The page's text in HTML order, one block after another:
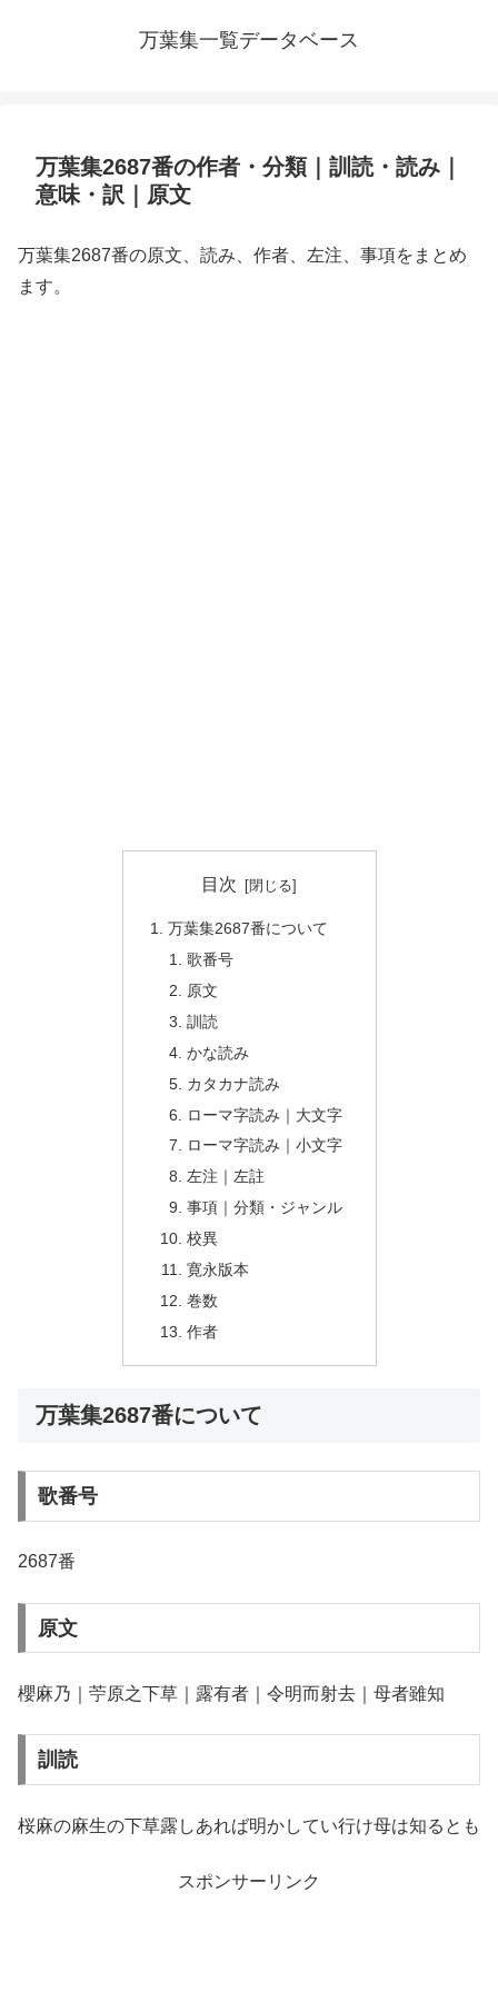
万葉集一覧データベース
万葉集2687番の作者・分類｜訓読・読み｜
意味・訳｜原文
万葉集2687番の原文、読み、作者、左注、事項をまとめ
ます。
目次
万葉集2687番について
歌番号
原文
訓読
かな読み
カタカナ読み
ローマ字読み｜大文字
ローマ字読み｜小文字
左注｜左註
事項｜分類・ジャンル
校異
寛永版本
巻数
作者
万葉集2687番について
歌番号
2687番
原文
櫻麻乃｜苧原之下草｜露有者｜令明而射去｜母者雖知
訓読
桜麻の麻生の下草露しあれば明かしてい行け母は知るとも
スポンサーリンク